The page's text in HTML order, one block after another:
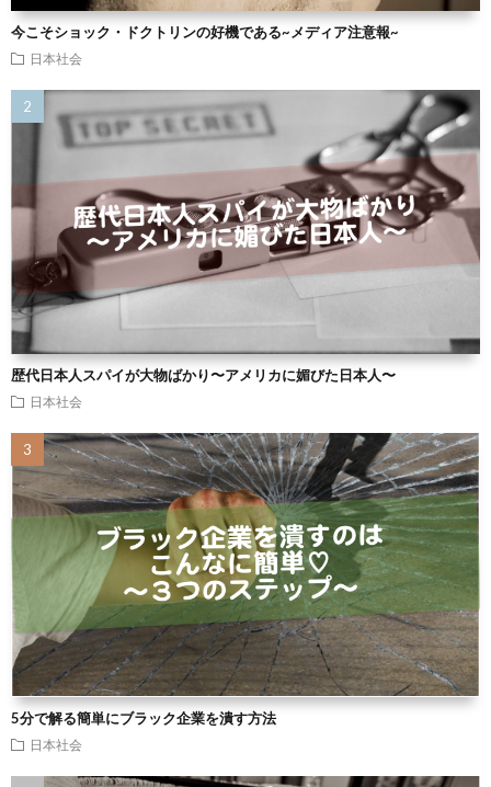
今こそショック・ドクトリンの好機である~メディア注意報~
日本社会
歴代日本人スパイが大物ばかり〜アメリカに媚びた日本人〜
日本社会
5分で解る簡単にブラック企業を潰す方法
日本社会